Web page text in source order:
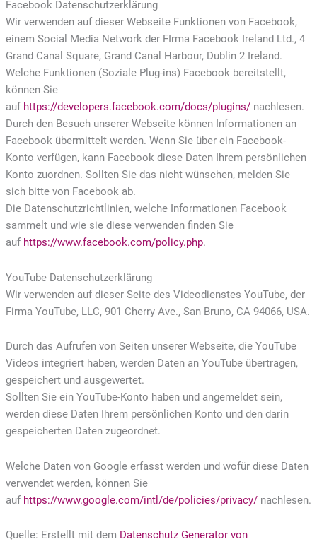
Facebook Datenschutzerklärung
Wir verwenden auf dieser Webseite Funktionen von Facebook,
einem Social Media Network der FIrma Facebook Ireland Ltd., 4
Grand Canal Square, Grand Canal Harbour, Dublin 2 Ireland.
Welche Funktionen (Soziale Plug-ins) Facebook bereitstellt,
können Sie
auf https://developers.facebook.com/docs/plugins/nachlesen.
Durch den Besuch unserer Webseite können Informationen an
Facebook übermittelt werden. Wenn Sie über ein Facebook-
Konto verfügen, kann Facebook diese Daten Ihrem persönlichen
Konto zuordnen. Sollten Sie das nicht wünschen, melden Sie
sich bitte von Facebook ab.
Die Datenschutzrichtlinien, welche Informationen Facebook
sammelt und wie sie diese verwenden finden Sie
auf https://www.facebook.com/policy.php.
YouTube Datenschutzerklärung
Wir verwenden auf dieser Seite des Videodienstes YouTube, der
Firma YouTube, LLC, 901 Cherry Ave., San Bruno, CA 94066, USA.
Durch das Aufrufen von Seiten unserer Webseite, die YouTube
Videos integriert haben, werden Daten an YouTube übertragen,
gespeichert und ausgewertet.
Sollten Sie ein YouTube-Konto haben und angemeldet sein,
werden diese Daten Ihrem persönlichen Konto und den darin
gespeicherten Daten zugeordnet.
Welche Daten von Google erfasst werden und wofür diese Daten
verwendet werden, können Sie
auf https://www.google.com/intl/de/policies/privacy/nachlesen.
Quelle: Erstellt mit dem Datenschutz Generator von